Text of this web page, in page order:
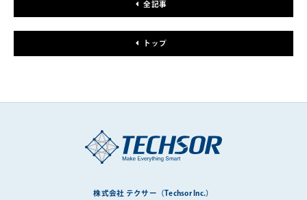
全記事
トップ
株式会社 テクサー（Techsor Inc.）